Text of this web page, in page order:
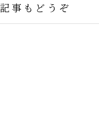
事もどうぞ